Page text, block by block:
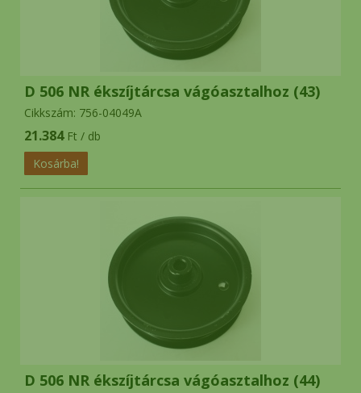
D 506 NR ékszíjtárcsa vágóasztalhoz (43)
Cikkszám: 756-04049A
21.384Ft / db
D 506 NR ékszíjtárcsa vágóasztalhoz (44)